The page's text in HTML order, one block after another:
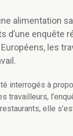
alimentation
d’une enquête
les
interrogés à
travailleurs,
elle